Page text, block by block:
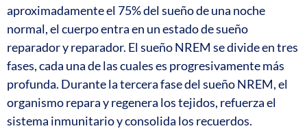
aproximadamente el 75% del sueño de una noche
normal, el cuerpo entra en un estado de sueño
reparador y reparador. El sueño NREM se divide en tres
fases, cada una de las cuales es progresivamente más
profunda. Durante la tercera fase del sueño NREM, el
organismo repara y regenera los tejidos, refuerza el
sistema inmunitario y consolida los recuerdos.